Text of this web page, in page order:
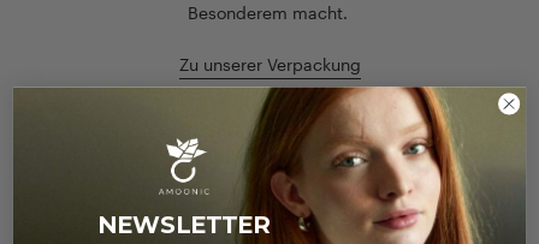
Besonderem macht.
Zu unserer Verpackung
NEWSLETTER